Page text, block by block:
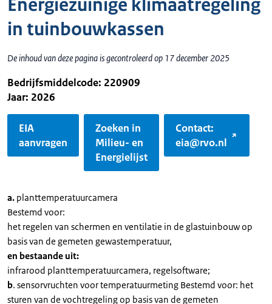
Energiezuinige klimaatregeling
in tuinbouwkassen
De inhoud van deze pagina is gecontroleerd op 17 december 2025
Bedrijfsmiddelcode: 220909
Jaar: 2026
EIA
aanvragen
Zoeken in
Milieu- en
Energielijst
Contact:
eia@rvo.nl
a. planttemperatuurcamera
Bestemd voor:
het regelen van schermen en ventilatie in de glastuinbouw op
basis van de gemeten gewastemperatuur,
en bestaande uit:
infrarood planttemperatuurcamera, regelsoftware;
b. sensorvruchten voor temperatuurmeting Bestemd voor: het
sturen van de vochtregeling op basis van de gemeten